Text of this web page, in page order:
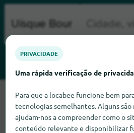
Lamentamos, mas não
Bourbon neste momento. Se
Bourbon, ficaríamos muito
PRIVACIDADE
Uma rápida verificação de
Para que a locabee funcione bem
tecnologias semelhantes. Alguns são
ajudam-nos a compreender como o
conteúdo relevante e disponibilizar